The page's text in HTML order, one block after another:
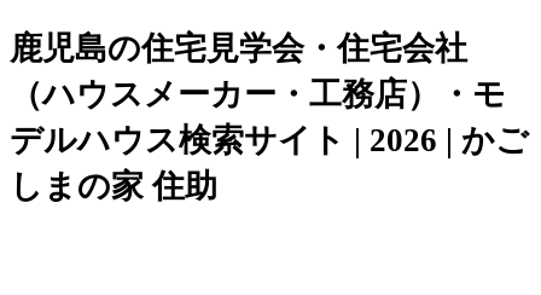
鹿児島の住宅見学会・住宅会社
（ハウスメーカー・工務店）・モ
デルハウス検索サイト | 2026 | かご
しまの家 住助